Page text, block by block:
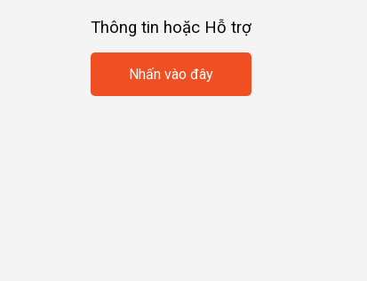
Thông tin hoặc Hỗ trợ
Nhấn vào đây